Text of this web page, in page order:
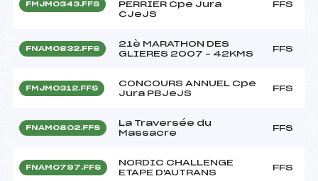
FMJM0343.FFS
PERRIER Cpe Jura
CJeJS
FFS
FNAM0832.FFS
21è MARATHON DES
GLIERES 2007 – 42KMS
FFS
FMJM0312.FFS
CONCOURS ANNUEL Cpe
Jura PBJeJS
FFS
FNAM0802.FFS
La Traversée du
Massacre
FFS
FNAM0797.FFS
NORDIC CHALLENGE
ETAPE D'AUTRANS
FFS